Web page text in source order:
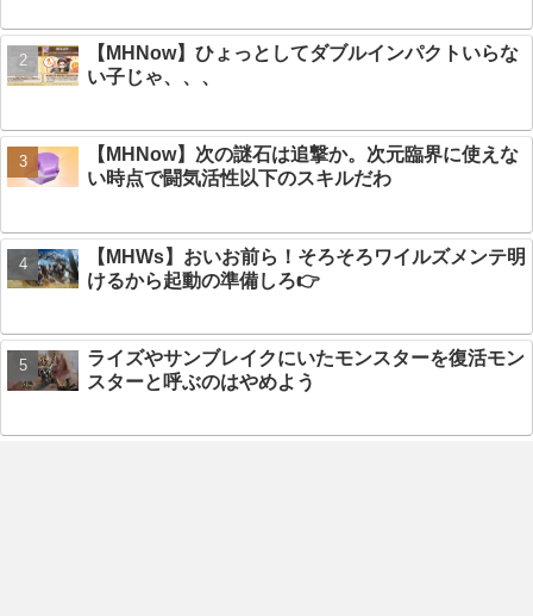
【MHNow】ひょっとしてダブルインパクトいらな
い子じゃ、、、
【MHNow】次の謎石は追撃か。次元臨界に使えな
い時点で闘気活性以下のスキルだわ
【MHWs】おいお前ら！そろそろワイルズメンテ明
けるから起動の準備しろ👉
ライズやサンブレイクにいたモンスターを復活モン
スターと呼ぶのはやめよう